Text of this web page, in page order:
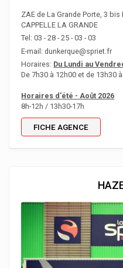
ZAE de La Grande Porte, 3
CAPPELLE LA GRANDE
Tel: 03 - 28 - 25 - 03 - 03
E-mail: dunkerque@spriet.fr
Horaires: Du Lundi au
De 7h30 à 12h00 et de 13h30
Horaires d'été - Août 2026
8h-12h / 13h30-17h
FICHE AGENCE